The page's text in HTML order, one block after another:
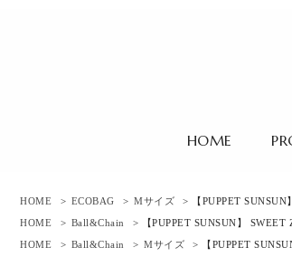
HOME
HOME > ECOBAG > Mサイズ
> 【PUPPET
HOME
> Ball&Chain
> 【PUPPET SUNSUN】
HOME
> Ball&Chain > Mサイズ
> 【PUPPET